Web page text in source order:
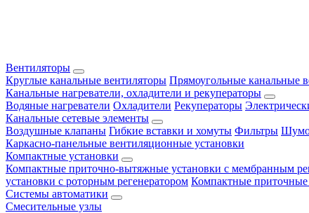
Вентиляторы
Круглые канальные вентиляторы Прямоугольные канальные
Канальные нагреватели, охладители и рекуператоры
Водяные нагреватели Охладители Рекуператоры
Канальные сетевые элементы
Воздушные клапаны Гибкие вставки и хомуты Фильтры
Каркасно-панельные вентиляционные установки
Компактные установки
Компактные приточно-вытяжные установки с мембранным
установки с роторным регенератором Компактные приточные
Системы автоматики
Смесительные узлы